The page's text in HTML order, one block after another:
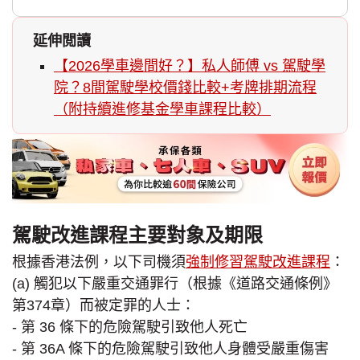
延伸閲讀
【2026學車邊間好？】私人師傅 vs 駕駛學
院？8間駕駛學校價錢比較+考牌排期流程
（附持續進修基金學車課程比較）
駕駛改進課程主要對象及期限
根據香港法例，以下司機須強制修習駕駛改進課程 ：
(a) 觸犯以下嚴重交通罪行（根據《道路交通條例》
第374章）而被定罪的人士：
- 第 36 條下的危險駕駛引致他人死亡
- 第 36A 條下的危險駕駛引致他人身體受嚴重傷害